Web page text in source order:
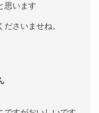
思います
さいませね。